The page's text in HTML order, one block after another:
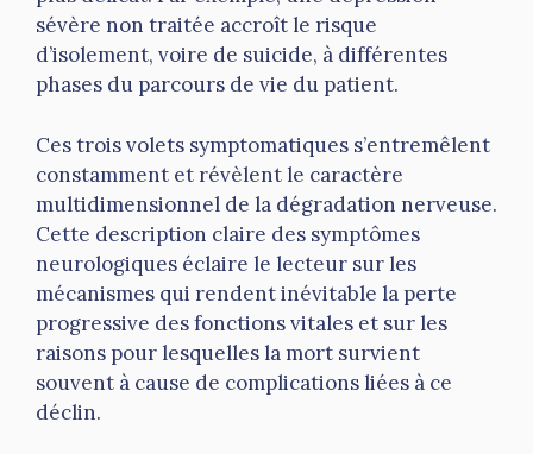
sévère non traitée accroît le risque
d’isolement, voire de suicide, à différentes
phases du parcours de vie du patient.
Ces trois volets symptomatiques s’entremêlent
constamment et révèlent le caractère
multidimensionnel de la dégradation nerveuse.
Cette description claire des symptômes
neurologiques éclaire le lecteur sur les
mécanismes qui rendent inévitable la perte
progressive des fonctions vitales et sur les
raisons pour lesquelles la mort survient
souvent à cause de complications liées à ce
déclin.